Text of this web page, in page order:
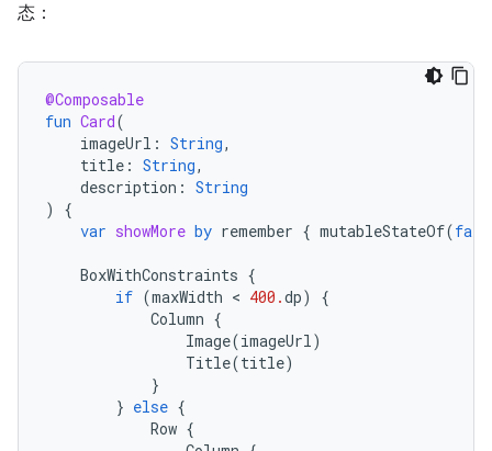
态：
@Composable
fun Card(
imageUrl : String,
title : String,
description : String
)
{
var showMore by remember { mutableStateOf(
BoxWithConstraints {
if (maxWidth < 400.dp)
{
Column {
Image(imageUrl)
Title(title)
}
} else {
Row {